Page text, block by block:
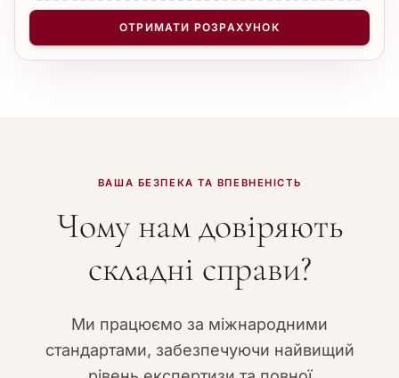
ОТРИМАТИ РОЗРАХУНОК
ВАША БЕЗПЕКА ТА ВПЕВНЕНІСТЬ
Чому нам довіряють
складні справи?
Ми працюємо за міжнародними
стандартами, забезпечуючи найвищий